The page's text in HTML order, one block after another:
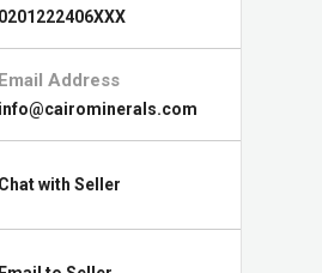
0201222406XXX
Email Address
info@cairominerals.com
Chat with Seller